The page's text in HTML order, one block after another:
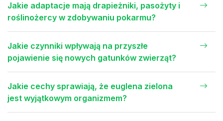
Jakie adaptacje mają drapieżniki, pasożyty i
roślinożercy w zdobywaniu pokarmu?
Jakie czynniki wpływają na przyszłe
pojawienie się nowych gatunków zwierząt?
Jakie cechy sprawiają, że euglena zielona
jest wyjątkowym organizmem?